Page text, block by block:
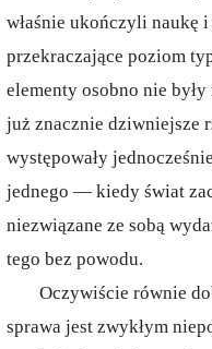
właśnie ukończyli naukę
przekraczające poziom
elementy osobno nie
już znacznie dziwniejsze
występowały
jednego — kiedy świat
niezwiązane ze sobą
tego bez powodu.
Oczywiście równie
sprawa jest zwykłym